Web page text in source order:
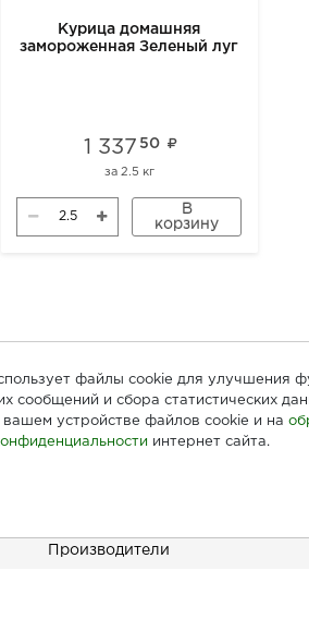
Курица домашняя
замороженная Зеленый луг
1 337 50
за 2.5 кг
В
корзину
Производители
файлы cookie для улучшения
сообщений и сбора статистических
устройстве файлов cookie и на
интернет сайта.